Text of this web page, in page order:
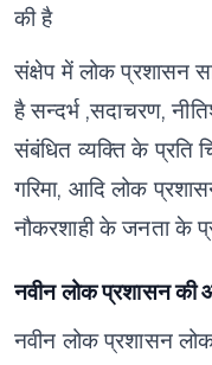
की है
संक्षेप में लोक प्रशासन
हैसन्दर्भ ,सदाचरण,
संबंधित व्यक्ति के प्रति
गरिमा, आदि लोक
नौकरशाही के जनता के
नवीन लोक प्रशासन की
नवीन लोक प्रशासन